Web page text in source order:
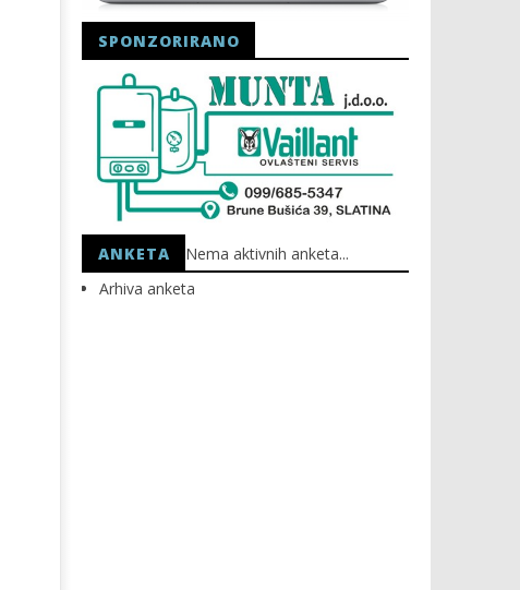
02.05.2023.
HEP: Bez struje
02.05.2023.
slatina.net
SPONZORIRANO
ANKETA
Nema aktivnih anketa...
Arhiva anketa